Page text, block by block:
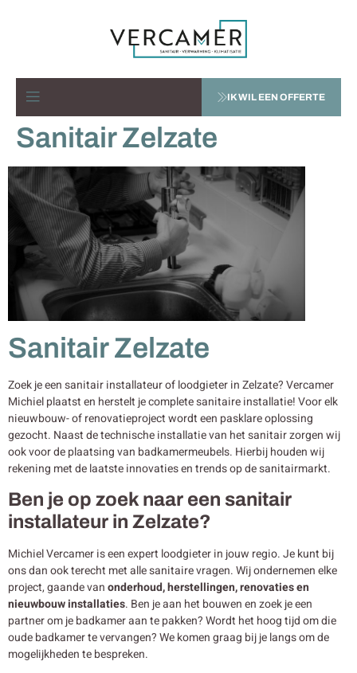
IK WIL EEN OFFERTE
Sanitair Zelzate
Sanitair Zelzate
Zoek je een sanitair installateur of loodgieter in Zelzate? Vercamer
Michiel plaatst en herstelt je complete sanitaire installatie! Voor elk
nieuwbouw- of renovatieproject wordt een pasklare oplossing
gezocht. Naast de technische installatie van het sanitair zorgen wij
ook voor de plaatsing van badkamermeubels. Hierbij houden wij
rekening met de laatste innovaties en trends op de sanitairmarkt.
Ben je op zoek naar een sanitair
installateur in Zelzate?
Michiel Vercamer is een expert loodgieter in jouw regio. Je kunt bij
ons dan ook terecht met alle sanitaire vragen. Wij ondernemen elke
project, gaande vanonderhoud, herstellingen, renovaties en
nieuwbouwinstallaties. Ben je aan het bouwen en zoek je een
partner om je badkamer aan te pakken? Wordt het hoog tijd om die
oude badkamer te vervangen? We komen graag bij je langs om de
mogelijkheden te bespreken.